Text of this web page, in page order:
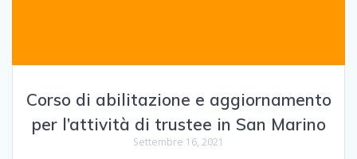
Corso di abilitazione e aggiornamento
per l’attività di trustee in San Marino
Settembre 16, 2021